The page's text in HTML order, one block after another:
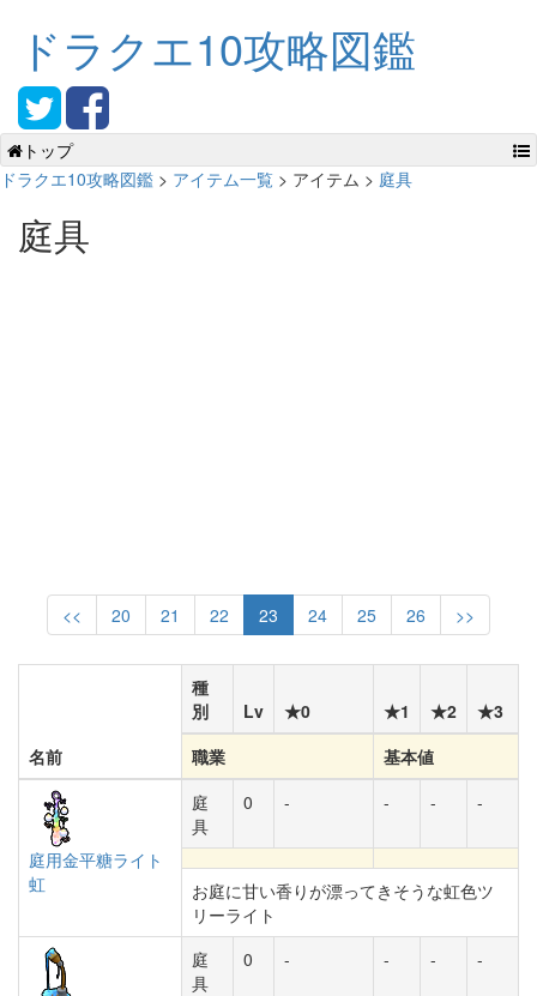
ドラクエ10攻略図鑑
トップ
ドラクエ10攻略図鑑 > アイテム一覧 > アイテム > 庭具
庭具
<< 20 21 22 23 24 25 26 >>
名前
種
別
Lv ★0 ★1 ★2
★3
職業
基本値
庭用金平糖ライト
虹
庭
具
0 - - - -
お庭に甘い香りが漂ってきそうな虹色ツ
リーライト
庭
具
0 - - - -